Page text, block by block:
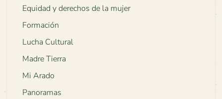
Equidad y derechos de la mujer
Formación
Lucha Cultural
Madre Tierra
Mi Arado
Panoramas